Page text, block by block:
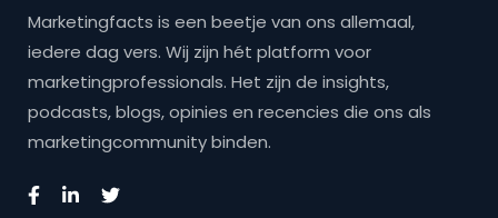
Marketingfacts is een beetje van ons allemaal,
iedere dag vers. Wij zijn hét platform voor
marketingprofessionals. Het zijn de insights,
podcasts, blogs, opinies en recencies die ons als
marketingcommunity binden.